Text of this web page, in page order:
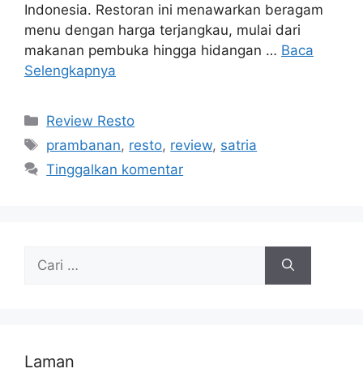
Indonesia. Restoran ini menawarkan beragam
menu dengan harga terjangkau, mulai dari
makanan pembuka hingga hidangan … Baca
Selengkapnya
Kategori
Review Resto
Tag
prambanan, resto, review, satria
Tinggalkan komentar
untuk:
Laman